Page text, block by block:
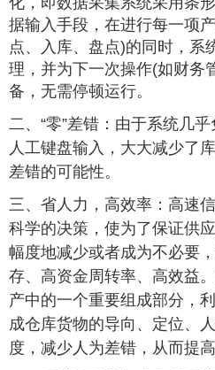
据输入手段，在进行每一项
点、入库、盘点)的同时，系
理，并为下一次操作(如财务
备，无需停顿运行。
二、“零”差错 ： 由于系统几
人工键盘输入，大大减少了
差错的可能性。
三、省人力，高效率 ： 高速
科学的决策，使为了保证供
幅度地减少或者成为不必要
存、高资金周转率、高效益
产中的一个重要组成部分，
成仓库货物的导向、定位、
度，减少人为差错，从而提